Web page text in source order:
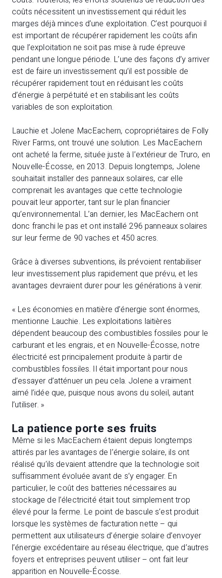
coûts nécessitent un investissement qui réduit les
marges déjà minces d’une exploitation. C’est pourquoi il
est important de récupérer rapidement les coûts afin
que l’exploitation ne soit pas mise à rude épreuve
pendant une longue période. L’une des façons d’y arriver
est de faire un investissement qu’il est possible de
récupérer rapidement tout en réduisant les coûts
d’énergie à perpétuité et en stabilisant les coûts
variables de son exploitation.
Lauchie et Jolene MacEachern, copropriétaires de Folly
River Farms, ont trouvé une solution. Les MacEachern
ont acheté la ferme, située juste à l’extérieur de Truro, en
Nouvelle-Écosse, en 2013. Depuis longtemps, Jolene
souhaitait installer des panneaux solaires, car elle
comprenait les avantages que cette technologie
pouvait leur apporter, tant sur le plan financier
qu’environnemental. L’an dernier, les MacEachern ont
donc franchi le pas et ont installé 296 panneaux solaires
sur leur ferme de 90 vaches et 450 acres.
Grâce à diverses subventions, ils prévoient rentabiliser
leur investissement plus rapidement que prévu, et les
avantages devraient durer pour les générations à venir.
« Les économies en matière d’énergie sont énormes,
mentionne Lauchie. Les exploitations laitières
dépendent beaucoup des combustibles fossiles pour le
carburant et les engrais, et en Nouvelle-Écosse, notre
électricité est principalement produite à partir de
combustibles fossiles. Il était important pour nous
d’essayer d’atténuer un peu cela. Jolene a vraiment
aimé l’idée que, puisque nous avons du soleil, autant
l’utiliser. »
La patience porte ses fruits
Même si les MacEachern étaient depuis longtemps
attirés par les avantages de l’énergie solaire, ils ont
réalisé qu’ils devaient attendre que la technologie soit
suffisamment évoluée avant de s’y engager. En
particulier, le coût des batteries nécessaires au
stockage de l’électricité était tout simplement trop
élevé pour la ferme. Le point de bascule s’est produit
lorsque les systèmes de facturation nette – qui
permettent aux utilisateurs d’énergie solaire d’envoyer
l’énergie excédentaire au réseau électrique, que d’autres
foyers et entreprises peuvent utiliser – ont fait leur
apparition en Nouvelle-Écosse.